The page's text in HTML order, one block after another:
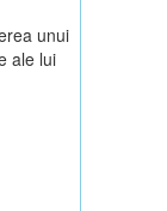
unui
ale lui